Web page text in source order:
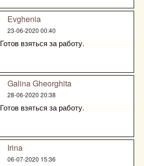
Evghenia
23-06-2020 00:40
Готов взяться за работу.
Galina Gheorghita
28-06-2020 20:38
Готов взяться за работу.
Irina
06-07-2020 15:36